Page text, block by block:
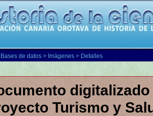
Bases de datos > Imágenes > Detalles
Turismo y